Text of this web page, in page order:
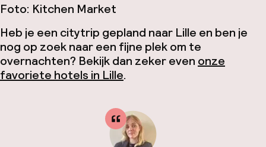
Foto: Kitchen Market
Heb je een citytrip gepland naar Lille en ben je
nog op zoek naar een fijne plek om te
overnachten? Bekijk dan zeker even onze
favoriete hotels in Lille.